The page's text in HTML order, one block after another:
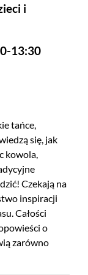
i
13:30
tańce,
się, jak
kowola,
Czekają na
inspiracji
Całości
o
zarówno